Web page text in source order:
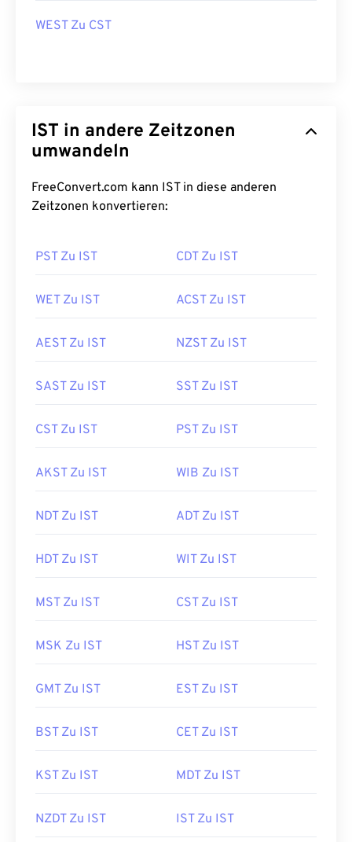
WEST Zu CST
IST in andere Zeitzonen
umwandeln
FreeConvert.com kann IST in diese anderen
Zeitzonen konvertieren:
PST Zu IST CDT Zu IST
WET Zu IST ACST Zu IST
AEST Zu IST NZST Zu IST
SAST Zu IST SST Zu IST
CST Zu IST PST Zu IST
AKST Zu IST WIB Zu IST
NDT Zu IST ADT Zu IST
HDT Zu IST WIT Zu IST
MST Zu IST CST Zu IST
MSK Zu IST HST Zu IST
GMT Zu IST EST Zu IST
BST Zu IST CET Zu IST
KST Zu IST MDT Zu IST
NZDT Zu IST IST Zu IST